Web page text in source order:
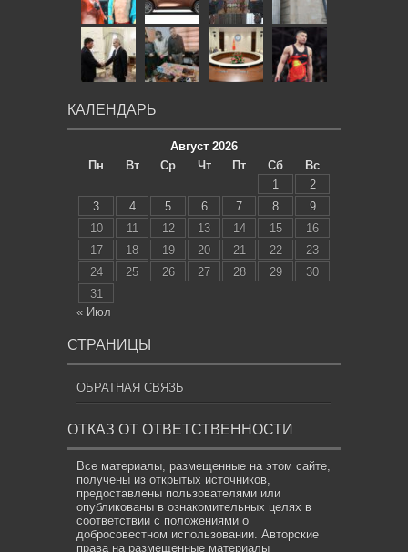
КАЛЕНДАРЬ
Август 2026
Пн
Вт Ср Чт Пт Сб
Вс
1
2
3
4 5 6 7 8
9
10
11 12 13 14 15
16
17
18 19 20 21 22
23
24
25 26 27 28 29
30
31
« Июл
СТРАНИЦЫ
ОБРАТНАЯ СВЯЗЬ
ОТКАЗ ОТ ОТВЕТСТВЕННОСТИ
Все материалы, размещенные на этом сайте,
получены из открытых источников,
предоставлены пользователями или
опубликованы в ознакомительных целях в
соответствии с положениями о
добросовестном использовании. Авторские
права на размещенные материалы